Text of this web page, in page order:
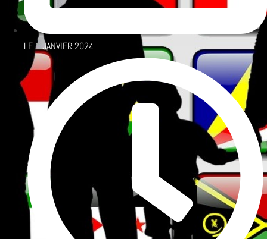
LE1 JANVIER 2024